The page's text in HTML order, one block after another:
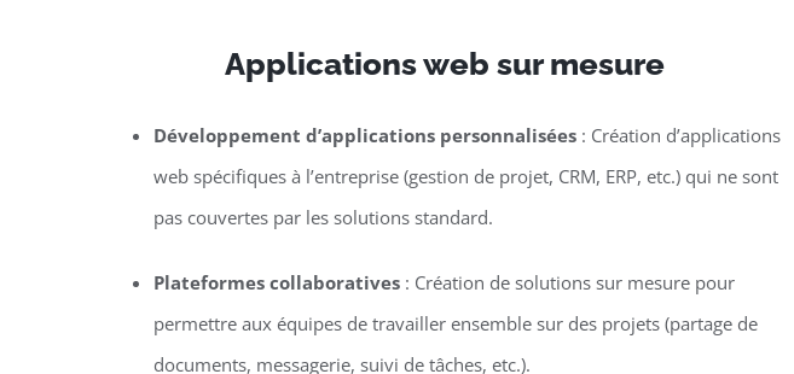
Applications web sur mesure
Développement d’applications personnalisées: Création d’applications
web spécifiques à l’entreprise (gestion de projet, CRM, ERP, etc.) qui ne sont
pas couvertes par les solutions standard.
Plateformes collaboratives: Création de solutions sur mesure pour
permettre aux équipes de travailler ensemble sur des projets (partage de
documents, messagerie, suivi de tâches, etc.).